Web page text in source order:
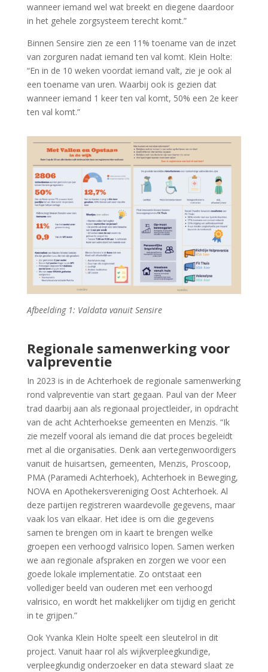
wanneer iemand wel wat breekt en diegene daardoor
in het gehele zorgsysteem terecht komt.”
Binnen Sensire zien ze een 11% toename van de inzet
van zorguren nadat iemand ten val komt. Klein Holte:
“En in de 10 weken voordat iemand valt, zie je ook al
een toename van uren. Waarbij ook is gezien dat
wanneer iemand 1 keer ten val komt, 50% een 2e keer
ten val komt.”
Afbeelding 1: Valdata vanuit Sensire
Regionale samenwerking voor
valpreventie
In 2023 is in de Achterhoek de regionale samenwerking
rond valpreventie van start gegaan. Paul van der Meer
trad daarbij aan als regionaal projectleider, in opdracht
van de acht Achterhoekse gemeenten en Menzis. “Ik
zie mezelf vooral als iemand die dat proces begeleidt
met al die organisaties. Denk aan vertegenwoordigers
vanuit de huisartsen, gemeenten, Menzis, Proscoop,
PMA (Paramedi Achterhoek), Achterhoek in Beweging,
NOVA en Apothekersvereniging Oost Achterhoek. Al
deze partijen registreren waardevolle gegevens, maar
vaak los van elkaar. Het idee is om die gegevens
samen te brengen om in kaart te brengen welke
groepen een verhoogd valrisico lopen. Samen werken
we aan regionale afspraken en zorgen we voor een
goede lokale implementatie. Zo ontstaat een
vollediger beeld van ouderen met een verhoogd
valrisico, en wordt het makkelijker om tijdig en gericht
in te grijpen.”
Ook Yvanka Klein Holte speelt een sleutelrol in dit
project. Vanuit haar rol als wijkverpleegkundige,
verpleegkundig onderzoeker en data steward slaat ze